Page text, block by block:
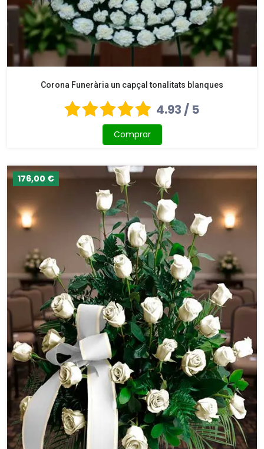
Corona Funerària un capçal tonalitats blanques
4.93 / 5
Comprar
176,00 €